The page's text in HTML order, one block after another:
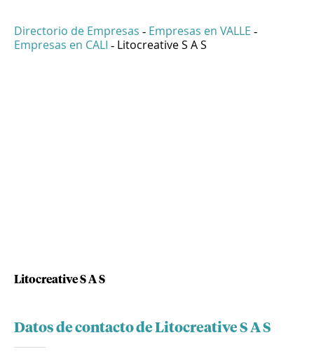
Directorio de Empresas - Empresas en VALLE -
Empresas en CALI - Litocreative S A S
Litocreative S A S
Datos de contacto de Litocreative S A S